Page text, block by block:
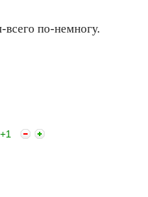
по-немногу.
+1